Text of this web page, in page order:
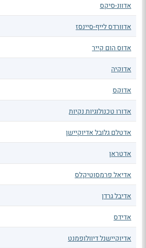
אדוונ-סיקס
אדוורדס לייף-סיינסז
אדוס הום קייר
אדוקיה
אדוקס
אדורו טכנולוגיות נקיות
אדטלם גלובל אדיוקיישן
אדטראן
אדיאל פרמסוטיקלס
אדיבל גרדן
אדידס
אדיוקיישנל דיוולופמנט